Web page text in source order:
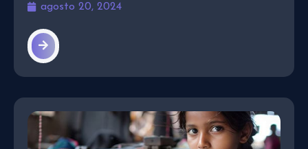
agosto 20, 2024